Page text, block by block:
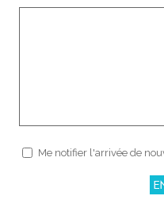
Me notifier l'arrivée de